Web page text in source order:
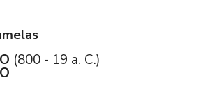
(800 - 19 a. C.)